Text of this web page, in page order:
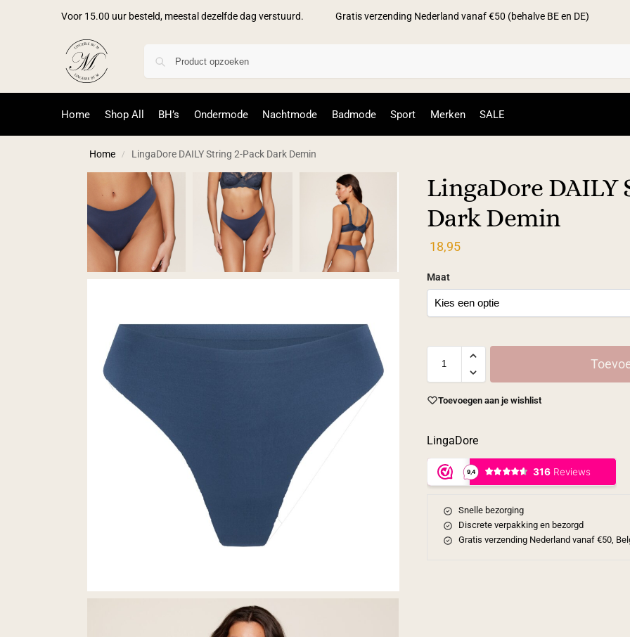
Voor 15.00 uur besteld, meestal dezelfde dag verstuurd. Gratis verzending Nederland vanaf €50 (behalve BE en DE)
Home Shop All BH’s Ondermode Nachtmode Badmode Sport Merken SALE
Home / LingaDore DAILY String 2-Pack Dark Demin
LingaDore DAILY
Dark Demin
18,95
Maat
Toevoegen aan je wishlist
LingaDore
Snelle bezorging
Discrete verpakking en bezorgd
Gratis verzending Nederland vanaf €50,